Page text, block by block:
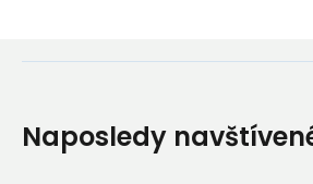
Naposledy